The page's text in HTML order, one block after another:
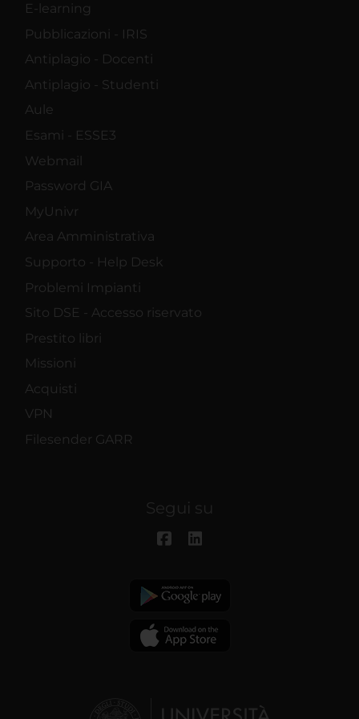
E-learning
Pubblicazioni - IRIS
Antiplagio - Docenti
Antiplagio - Studenti
Aule
Esami - ESSE3
Webmail
Password GIA
MyUnivr
Area Amministrativa
Supporto - Help Desk
Problemi Impianti
Sito DSE - Accesso riservato
Prestito libri
Missioni
Acquisti
VPN
Filesender GARR
Segui su